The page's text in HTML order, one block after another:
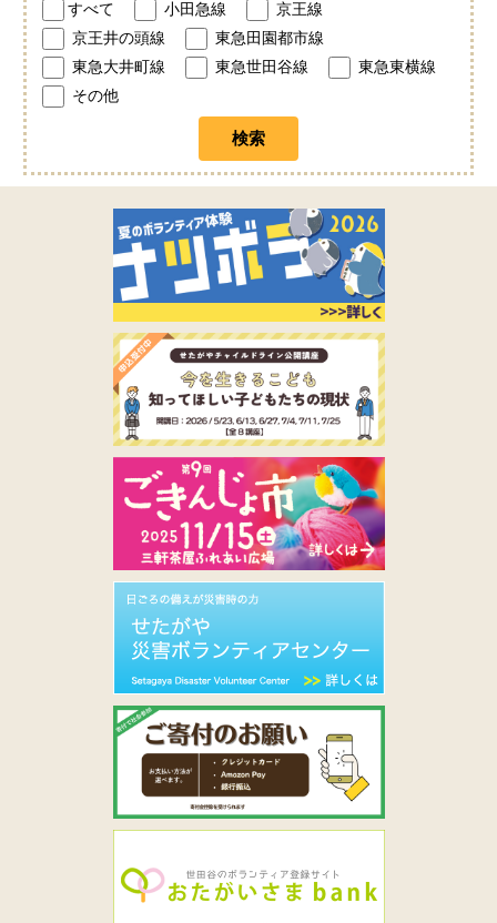
すべて 小田急線
京王線
京王井の頭線
東急田園都市線
東急大井町線
東急世田谷線
東急東横線
その他